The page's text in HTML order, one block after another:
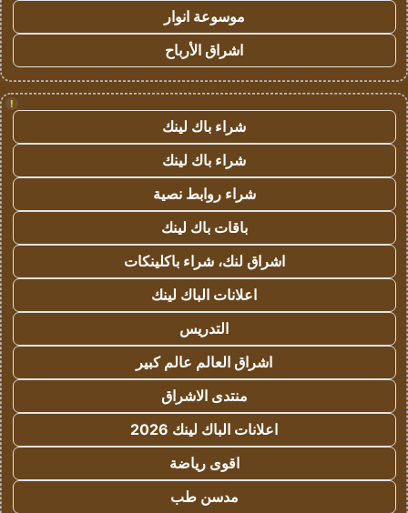
موسوعة انوار
اشراق الأرباح
!
شراء باك لينك
شراء باك لينك
شراء روابط نصية
باقات باك لينك
اشراق لنك، شراء باكلينكات
اعلانات الباك لينك
التدريس
اشراق العالم عالم كبير
منتدى الاشراق
اعلانات الباك لينك 2026
اقوى رياضة
مدسن طب